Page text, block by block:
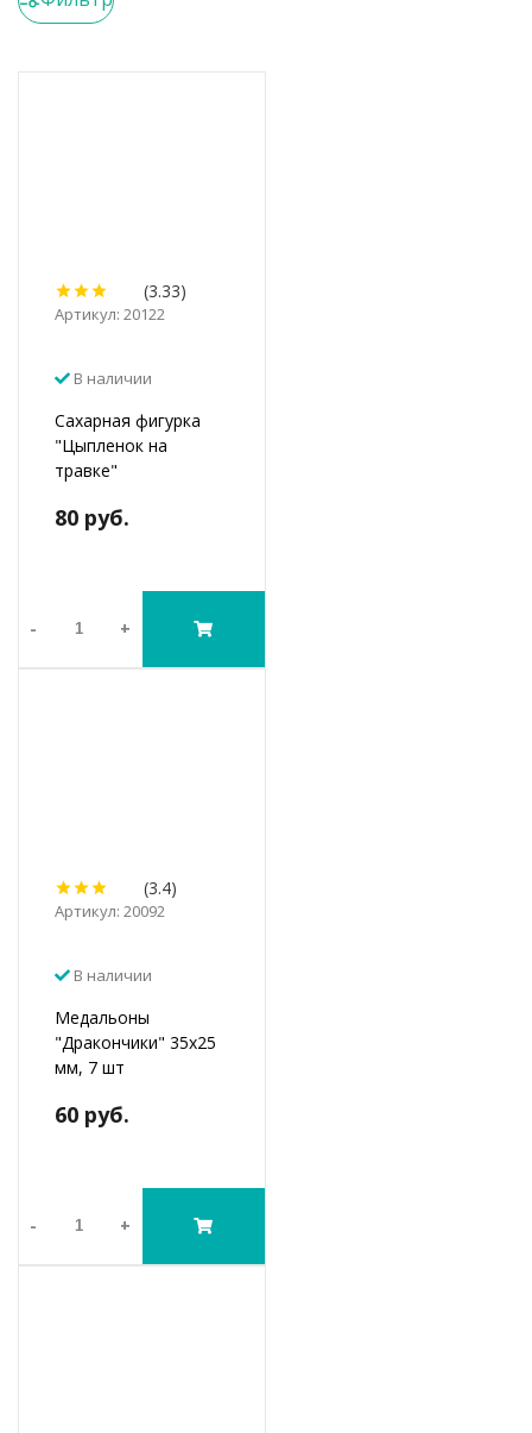
(3.33)
Артикул: 20122
В наличии
Сахарная фигурка
"Цыпленок на
травке"
80 руб.
- +
(3.4)
Артикул: 20092
В наличии
Медальоны
"Дракончики" 35х25
мм, 7 шт
60 руб.
- +